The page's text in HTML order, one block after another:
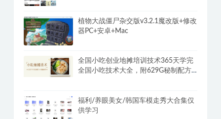
植物大战僵尸杂交版v3.2.1魔改版+修改
器PC+安卓+Mac
全国小吃创业地摊培训技术365天学完
全国小吃技术大全，附629G秘制配方
福利/养眼美女/韩国车模走秀大合集仅
供学习